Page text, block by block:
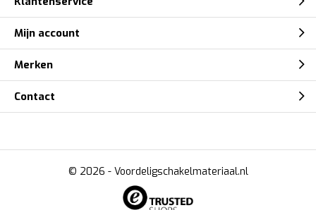
Mijn account
Merken
Contact
© 2026 - Voordeligschakelmateriaal.nl